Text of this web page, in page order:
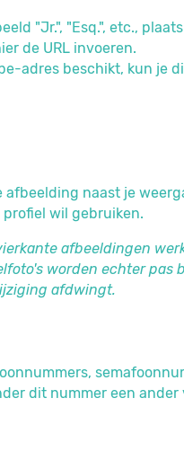
"Jr.", "Esq.", etc.,
de URL invoeren.
adres beschikt, kun je
naast je
wil gebruiken.
afbeeldingen
worden echter
afdwingt.
dit nummer een